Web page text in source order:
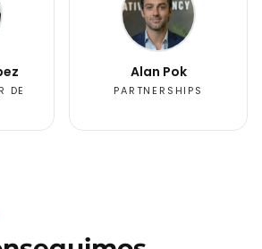
DE
Alan Pok
PARTNERSHIPS